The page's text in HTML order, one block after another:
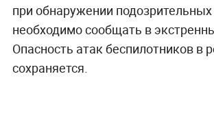
при обнаружении
необходимо сообщать в
Опасность атак беспилотников в
сохраняется.